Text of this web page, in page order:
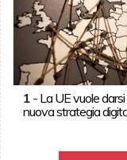
1- La UE vuole
nuova strategia